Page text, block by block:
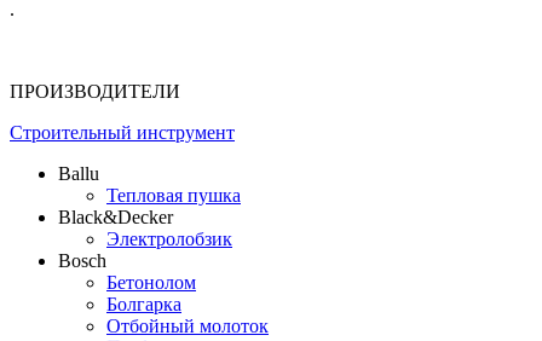
.
ПРОИЗВОДИТЕЛИ
Строительный инструмент
Ballu
Тепловая пушка
Black&Decker
Электролобзик
Bosch
Бетонолом
Болгарка
Отбойный молоток